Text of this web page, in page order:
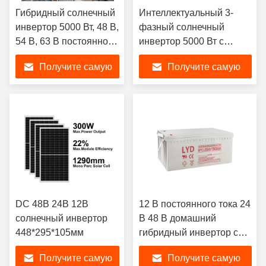
Гибридный солнечный
инвертор 5000 Вт, 48 В,
54 В, 63 В постоянного
тока, защита от
перегрузки
Получите самую
Интеллектуальный 3-
фазный солнечный
инвертор 5000 Вт с
чистой синусоидой,
импульсная мощность
10000 ВА,
Получите самую
DC 48В 24В 12В
солнечный инвертор
448*295*105мм
Получите самую
12 В постоянного тока 24
В 48 В домашний
гибридный инвертор с
электросетью
переменного тока 220 В
Получите самую